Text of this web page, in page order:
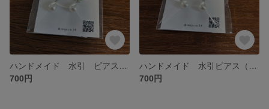
700円
700円